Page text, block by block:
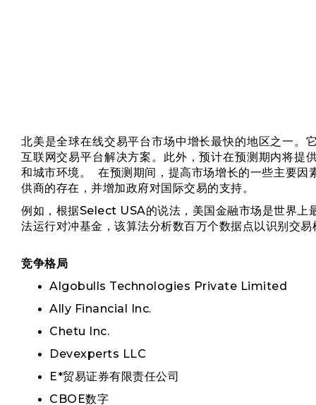
北美是全球在线交易平台市场中增长最快的地区之一。
互联网交易平台解决方案。此外，预计在预测期内将提
和城市环境。 在预测期间，提高市场增长的一些主要因
供商的存在，并增加政府对国际交易的支持。
例如，根据Select USA的说法，美国金融市场是世界上
法运行对冲基金，该算法分析数百万个数据点以识别交
竞争格局
Algobulls Technologies Private Limited
Ally Financial Inc.
Chetu Inc.
Devexperts LLC
E*贸易证券有限责任公司
CBOE数字